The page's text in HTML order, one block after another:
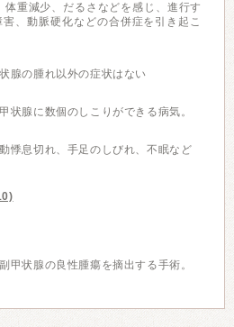
体重減少、だるさなどを感じ、進行す
、動脈硬化などの合併症を引き起こ
腺の腫れ以外の症状はない
状腺に数個のしこりができる病気。
悸息切れ、手足のしびれ、不眠など
甲状腺の良性腫瘍を摘出する手術。